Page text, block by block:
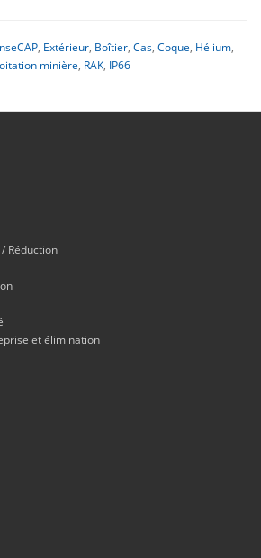
, Extérieur, Boîtier, Cas, Coque, Hélium,
minière, RAK, IP66
Réduction
et élimination